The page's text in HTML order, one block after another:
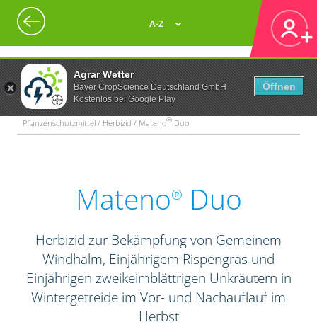
Agrar Wetter
Bayer CropScience Deutschland GmbH
Kostenlos bei Google Play
Öffnen
A-Z
Pflanzenschutzmittel / Herbizid / Mateno® Duo
Mateno® Duo
Herbizid zur Bekämpfung von Gemeinem
Windhalm, Einjährigem Rispengras und
Einjährigen zweikeimblättrigen Unkräutern in
Wintergetreide im Vor- und Nachauflauf im
Herbst